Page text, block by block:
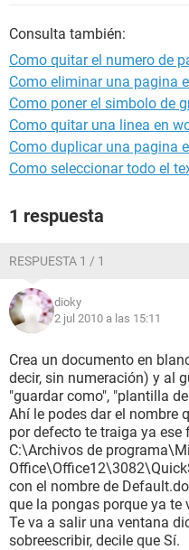
Consulta también:
Como quitar el numero de
Como eliminar una pagina
Como poner el simbolo de
Como quitar una linea en
Como duplicar una pagina
Como seleccionar todo el
1 respuesta
RESPUESTA 1 / 1
dioky
2 jul 2010 a las 15:11
Crea un documento en
decir, sin numeración) y al
"guardar como", "plantilla
Ahí le podes dar el nombre
por defecto te traiga ya
C:\Archivos de
con el nombre de
que la pongas porque ya te
Te va a salir una ventana
sobreescribir, decile que Sí.